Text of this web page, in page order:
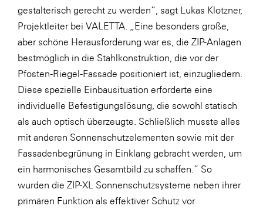
gestalterisch gerecht zu werden“, sagt Lukas Klotzner,
Projektleiter bei VALETTA. „Eine besonders große,
aber schöne Herausforderung war es, die ZIP-Anlagen
bestmöglich in die Stahlkonstruktion, die vor der
Pfosten-Riegel-Fassade positioniert ist, einzugliedern.
Diese spezielle Einbausituation erforderte eine
individuelle Befestigungslösung, die sowohl statisch
als auch optisch überzeugte. Schließlich musste alles
mit anderen Sonnenschutzelementen sowie mit der
Fassadenbegrünung in Einklang gebracht werden, um
ein harmonisches Gesamtbild zu schaffen.“ So
wurden die ZIP-XL Sonnenschutzsysteme neben ihrer
primären Funktion als effektiver Schutz vor